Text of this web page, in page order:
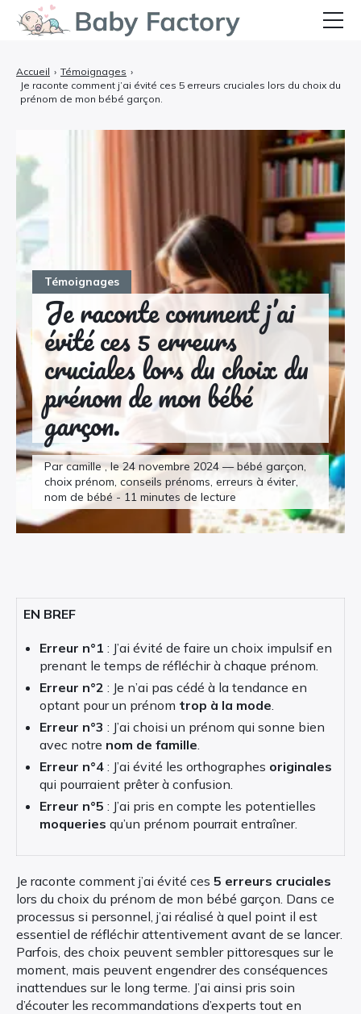
Témoignages
Je raconte comment j’ai
évité ces 5 erreurs
cruciales lors du choix du
prénom de mon bébé
garçon.
Par camille , le 24 novembre 2024 — bébé garçon,
choix prénom, conseils prénoms, erreurs à éviter,
nom de bébé - 11 minutes de lecture
Accueil › Témoignages ›
Je raconte comment j’ai évité ces 5 erreurs cruciales lors du choix du
prénom de mon bébé garçon.
EN BREF
Erreur n°1 : J’ai évité de faire un choix impulsif en
prenant le temps de réfléchir à chaque prénom.
Erreur n°2 : Je n’ai pas cédé à la tendance en
optant pour un prénom trop à la mode.
Erreur n°3 : J’ai choisi un prénom qui sonne bien
avec notre nom de famille.
Erreur n°4 : J’ai évité les orthographes originales
qui pourraient prêter à confusion.
Erreur n°5 : J’ai pris en compte les potentielles
moqueries qu’un prénom pourrait entraîner.
Je raconte comment j’ai évité ces 5 erreurs cruciales
lors du choix du prénom de mon bébé garçon. Dans ce
processus si personnel, j’ai réalisé à quel point il est
essentiel de réfléchir attentivement avant de se lancer.
Parfois, des choix peuvent sembler pittoresques sur le
moment, mais peuvent engendrer des conséquences
inattendues sur le long terme. J’ai ainsi pris soin
d’écouter les recommandations d’experts tout en
Grossesse et Accouchement
Allaitement et Alimentation
Santé et Soins